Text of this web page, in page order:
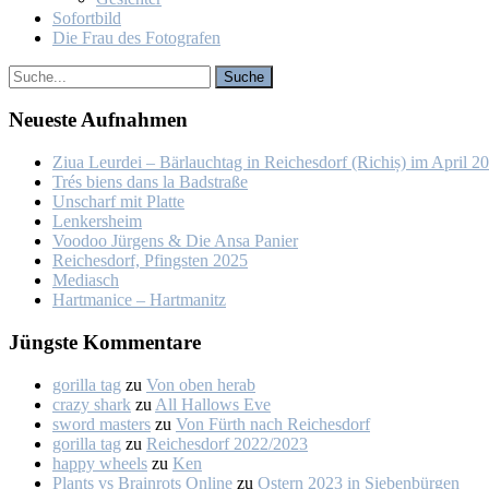
So­fort­bild
Die Frau des Fo­to­gra­fen
Neu­es­te Auf­nah­men
Ziua Leur­dei – Bär­lauch­tag in Rei­ches­dorf (Ri­chiș) im April
Trés biens dans la Bad­stra­ße
Un­scharf mit Plat­te
Len­kers­heim
Voo­doo Jür­gens & Die An­sa Pa­nier
Rei­ches­dorf, Pfings­ten 2025
Me­dia­sch
Hart­ma­nice – Hart­ma­nitz
Jüngs­te Kom­men­ta­re
gorilla tag zu Von oben her­ab
crazy shark zu All Hal­lows Eve
sword masters zu Von Fürth nach Rei­ches­dorf
gorilla tag zu Rei­ches­dorf 2022/2023
happy wheels zu Ken
Plants vs Brainrots Online zu Os­tern 2023 in Sie­ben­bür­gen